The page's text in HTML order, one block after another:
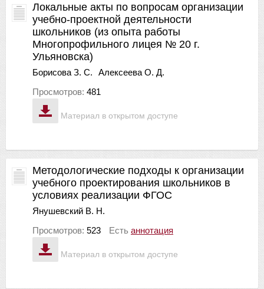
Материал в открытом доступе
Локальные акты по вопросам организации
учебно-проектной деятельности
школьников (из опыта работы
Многопрофильного лицея № 20 г.
Ульяновска)
Борисова З. С.
Алексеева О. Д.
Просмотров: 481
Материал в открытом доступе
Методологические подходы к организации
учебного проектирования школьников в
условиях реализации ФГОС
Янушевский В. Н.
Просмотров: 523 Есть аннотация